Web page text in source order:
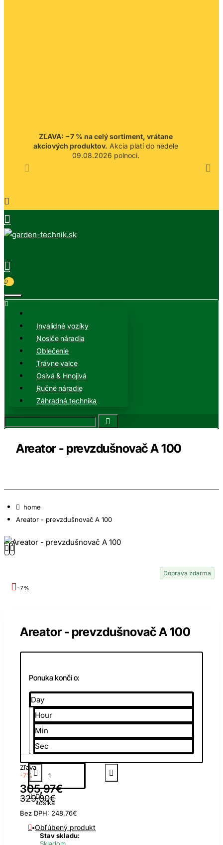
ZĽAVA: −7 % na celý sortiment, vrátane
akciových produktov. Akcia platí do nedele
09.08.2026 polnoci.
0
Invalidné vozíky
Nosiče náradia
Oblečenie
Trávne valce
Osivá & Hnojivá
Ručné náradie
Záhradná technika
Areator - prevzdušnovač A 100
home
Areator - prevzdušnovač A 100
Doprava zdarma
-7%
Areator - prevzdušnovač A 100
Ponuka končí o:
Day
Hour
Min
Sec
Zľava
-7%
305,97€
329,00€
Bez DPH: 248,76€
Stav skladu:
Do
košíka
Obľúbený produkt